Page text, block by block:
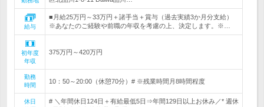
給与
■月給25万円～33万円＋諸手当＋賞与（過去実績3か月分支給）
※あなたのご経験や前職の年収を考慮の上、決定します。※…
初年度
年収
375万円～420万円
勤務
時間
10：50～20:00（休憩70分）# ※残業時間月8時間程度
休日
# ＼年間休日124日＋有給最低5日⇒年間129日以上お休み／* 週休